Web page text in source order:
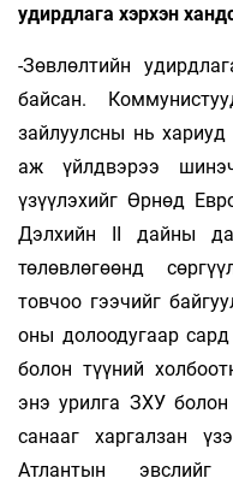
удирдлага хэрхэн
-Зөвлөлтийн
байсан.
зайлуулсны нь хариуд
аж үйлдвэрээ
үзүүлэхийг Өрнөд
Дэлхийн II дайны
төлөвлөгөөнд
товчоо гээчийг
оны долоо­дугаар
болон түүний
энэ урилга ЗХУ
санааг харгалзан
Атлантын